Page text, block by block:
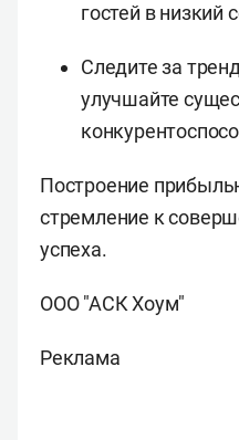
гостей в низкий
Следите за
улучшайте
Построение
стремление к
успеха.
ООО "АСК Хоум"
Реклама